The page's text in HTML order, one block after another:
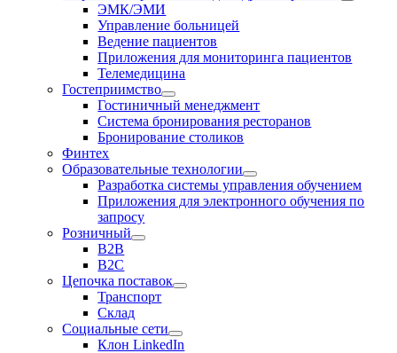
ЭМК/ЭМИ
Управление больницей
Ведение пациентов
Приложения для мониторинга пациентов
Телемедицина
Гостеприимство
Гостиничный менеджмент
Система бронирования ресторанов
Бронирование столиков
Финтех
Образовательные технологии
Разработка системы управления обучением
Приложения для электронного обучения по
запросу
Розничный
В2В
В2С
Цепочка поставок
Транспорт
Склад
Социальные сети
Клон LinkedIn